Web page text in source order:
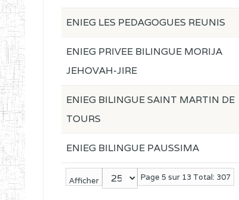
Afficher Page 5 sur 13 Total: 307
ENIEG LES PEDAGOGUES REUNIS
ENIEG PRIVEE BILINGUE MORIJA
JEHOVAH-JIRE
ENIEG BILINGUE SAINT MARTIN DE
TOURS
ENIEG BILINGUE PAUSSIMA